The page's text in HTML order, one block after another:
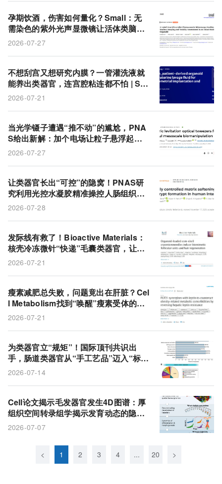
孕期饮酒，伤害如何量化？Small：无
需染色的紫外光声显微镜让活体类脑器
官中酒精的细胞毒性暴露无遗
2026-07-27
不想刮宫又想研究内膜？一管灌洗液就
能养出类器官，连宫腔粘连都不怕 | Ste
m Cell Research & Therapy
2026-07-21
当光学镊子遭遇“推不动”的尴尬，PNA
S给出新解：加个电场让粒子悬浮起
来，百微米级类器官也能安全搬运
2026-07-27
让类器官长出“可控”的隐窝！PNAS研
究利用光控水凝胶精准操控人肠组织形
态
2026-07-28
发际线有救了！Bioactive Materials：
核壳冷冻微针“快递”毛囊类器官，让秃
皮长出单双根新头发
2026-07-21
瘦素减肥总失败，问题竟出在肝脏？Cel
l Metabolism找到“唤醒”瘦素受体的关
键开关
2026-07-21
为类器官立“规矩”！国际顶刊共识出
手，肠道类器官从“手工艺品”迈入“标准
化工业化”时代
2026-07-14
Cell论文揭示毛发器官发生4D图谱：厚
组织空间转录组学揭示发育动态的隐藏
维度
2026-07-07
< 1 2 3 4 ... 20 >